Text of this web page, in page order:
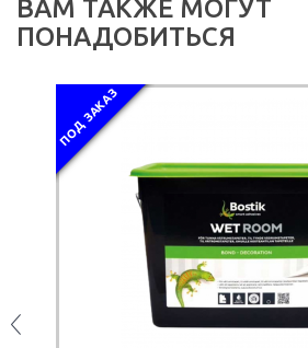
ВАМ ТАКЖЕ МОГУТ
ПОНАДОБИТЬСЯ
ПОД ЗАКАЗ